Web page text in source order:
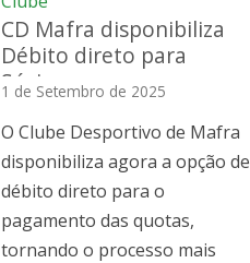
CD Mafra disponibiliza
Débito direto para
Sócios
1 de Setembro de 2025
O Clube Desportivo de Mafra
disponibiliza agora a opção de
débito direto para o
pagamento das quotas,
tornando o processo mais